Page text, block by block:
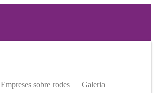
Empreses sobre rodes Galeria